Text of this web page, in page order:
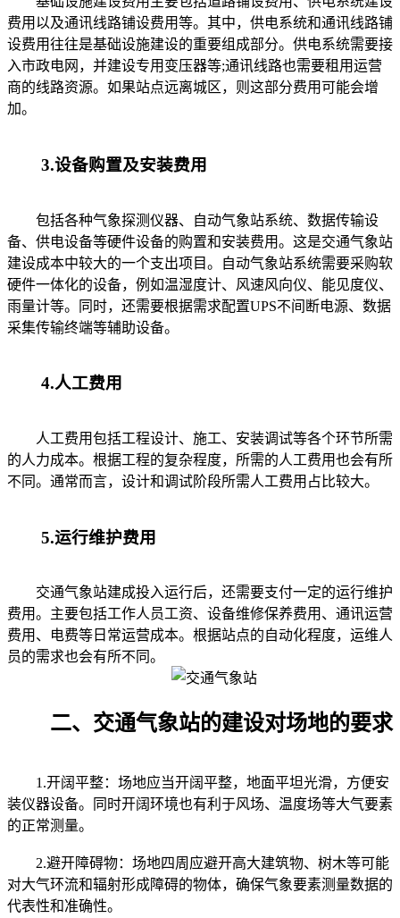
费用以及通讯线路铺设费用等。其中，供电系统和通讯线路铺
设费用往往是基础设施建设的重要组成部分。供电系统需要接
入市政电网，并建设专用变压器等;通讯线路也需要租用运营
商的线路资源。如果站点远离城区，则这部分费用可能会增
加。
3.设备购置及安装费用
包括各种气象探测仪器、自动气象站系统、数据传输设
备、供电设备等硬件设备的购置和安装费用。这是交通气象站
建设成本中较大的一个支出项目。自动气象站系统需要采购软
硬件一体化的设备，例如温湿度计、风速风向仪、能见度仪、
雨量计等。同时，还需要根据需求配置UPS不间断电源、数据
采集传输终端等辅助设备。
4.人工费用
人工费用包括工程设计、施工、安装调试等各个环节所需
的人力成本。根据工程的复杂程度，所需的人工费用也会有所
不同。通常而言，设计和调试阶段所需人工费用占比较大。
5.运行维护费用
交通气象站建成投入运行后，还需要支付一定的运行维护
费用。主要包括工作人员工资、设备维修保养费用、通讯运营
费用、电费等日常运营成本。根据站点的自动化程度，运维人
员的需求也会有所不同。
二、交通气象站的建设对场地的要求
1.开阔平整：场地应当开阔平整，地面平坦光滑，方便安
装仪器设备。同时开阔环境也有利于风场、温度场等大气要素
的正常测量。
2.避开障碍物：场地四周应避开高大建筑物、树木等可能
对大气环流和辐射形成障碍的物体，确保气象要素测量数据的
代表性和准确性。